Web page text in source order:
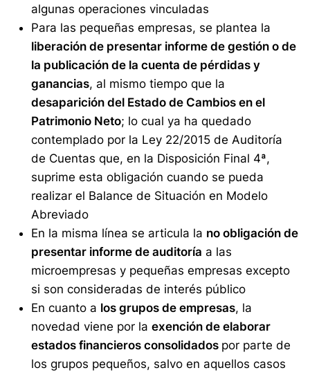
algunas operaciones vinculadas
Para las pequeñas empresas, se plantea la
liberación de presentar informe de gestión o de
la publicación de la cuenta de pérdidas y
ganancias, al mismo tiempo que la
desaparición del Estado de Cambios en el
Patrimonio Neto; lo cual ya ha quedado
contemplado por la Ley 22/2015 de Auditoría
de Cuentas que, en la Disposición Final 4ª,
suprime esta obligación cuando se pueda
realizar el Balance de Situación en Modelo
Abreviado
En la misma línea se articula la no obligación de
presentar informe de auditoría a las
microempresas y pequeñas empresas excepto
si son consideradas de interés público
En cuanto a los grupos de empresas, la
novedad viene por la exención de elaborar
estados financieros consolidados por parte de
los grupos pequeños, salvo en aquellos casos